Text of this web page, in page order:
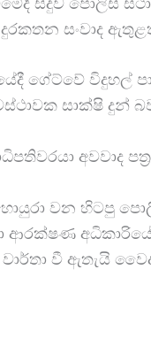
දුරකතන සංවාද
ගේට්වේ විදුහල්
සාක්ෂි දුන්
අවවාද
වන හිටපු
ආරක්ෂණ
වී ඇතැයි